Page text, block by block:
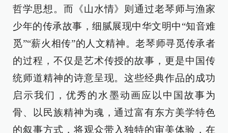
哲学思想。而《山水情》则通过老琴师与渔家
少年的传承故事，细腻展现中华文明中“知音难
觅”“薪火相传”的人文精神。老琴师寻觅传承者
的过程，不仅是艺术传授的故事，更是中国传
统师道精神的诗意呈现。这些经典作品的成功
启示我们，优秀的水墨动画应以中国故事为
骨、以民族精神为魂，通过富有东方美学特色
的叙事方式，将观众带入独特的审美体验，在